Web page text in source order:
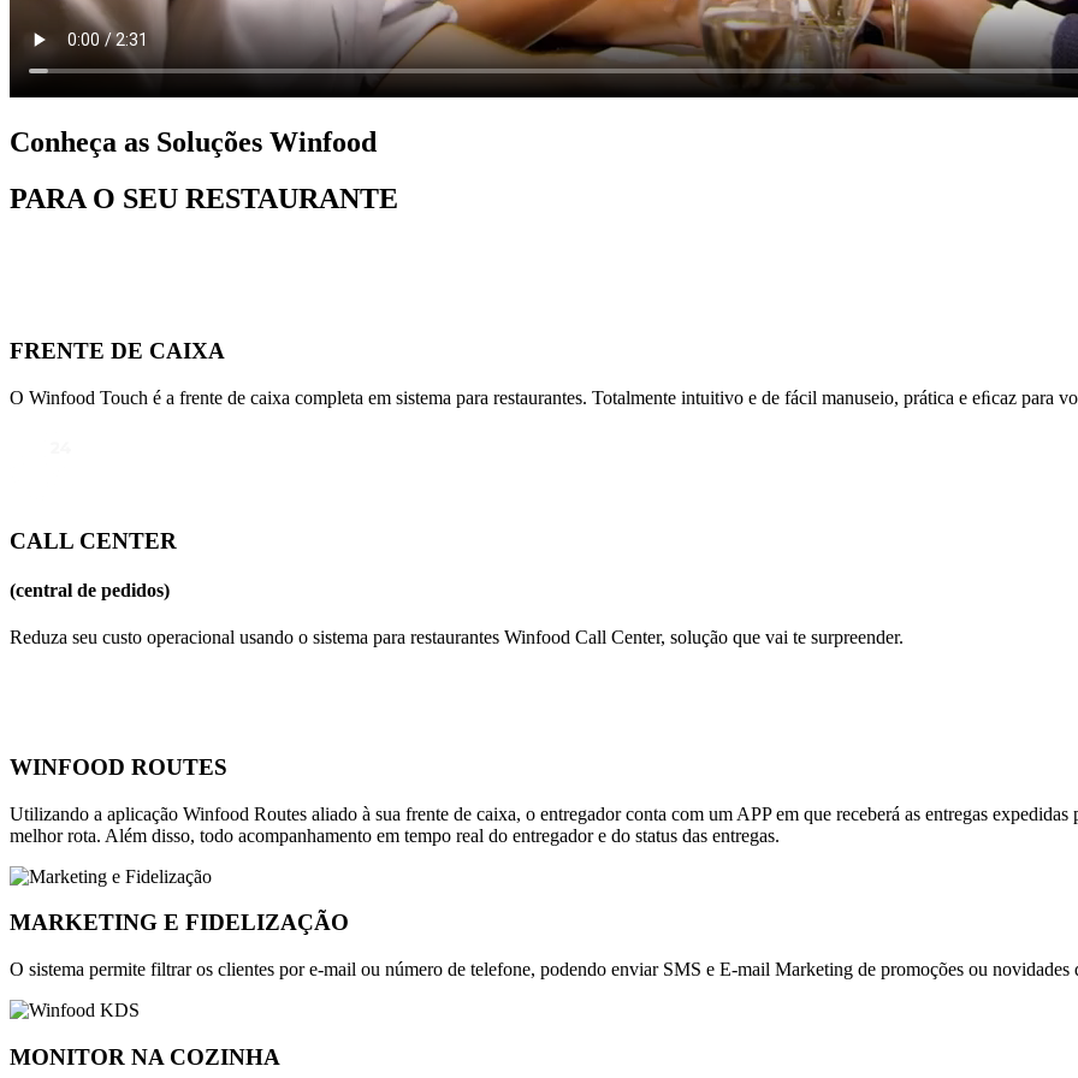
Conheça as Soluções Winfood
PARA O SEU RESTAURANTE
FRENTE DE CAIXA
O Winfood Touch é a frente de caixa completa em sistema para restaurantes. Totalmente intuitivo e de fácil manuseio, prática e eﬁcaz para
CALL CENTER
(central de pedidos)
Reduza seu custo operacional usando o sistema para restaurantes Winfood Call Center, solução que vai te surpreender.
WINFOOD ROUTES
Utilizando a aplicação Winfood Routes aliado à sua frente de caixa, o entregador conta com um APP em que receberá as entregas
melhor rota. Além disso, todo acompanhamento em tempo real do entregador e do status das entregas.
MARKETING E FIDELIZAÇÃO
O sistema permite filtrar os clientes por e-mail ou número de telefone, podendo enviar SMS e E-mail Marketing de promoções ou novidades
MONITOR NA COZINHA